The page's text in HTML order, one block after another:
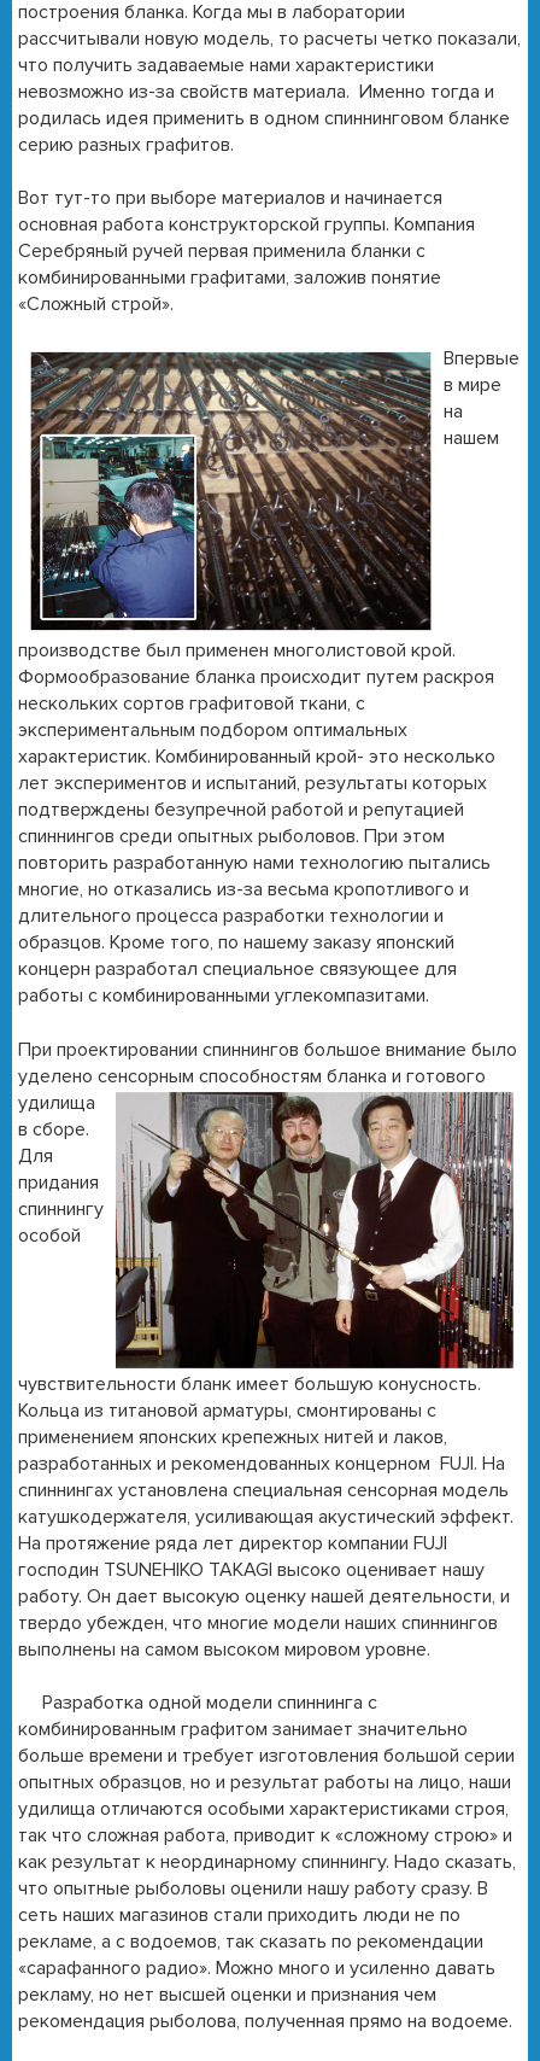
построения бланка. Когда мы в лаборатории
рассчитывали новую модель, то расчеты четко показали,
что получить задаваемые нами характеристики
невозможно из-за свойств материала. Именно тогда и
родилась идея применить в одном спиннинговом бланке
серию разных графитов.
Вот тут-то при выборе материалов и начинается
основная работа конструкторской группы. Компания
Серебряный ручей первая применила бланки с
комбинированными графитами, заложив понятие
«Сложный строй».
Впервые
в мире
на
нашем
производстве был применен многолистовой крой.
Формообразование бланка происходит путем раскроя
нескольких сортов графитовой ткани, с
экспериментальным подбором оптимальных
характеристик. Комбинированный крой- это несколько
лет экспериментов и испытаний, результаты которых
подтверждены безупречной работой и репутацией
спиннингов среди опытных рыболовов. При этом
повторить разработанную нами технологию пытались
многие, но отказались из-за весьма кропотливого и
длительного процесса разработки технологии и
образцов. Кроме того, по нашему заказу японский
концерн разработал специальное связующее для
работы с комбинированными углекомпазитами.
При проектировании спиннингов большое внимание было
уделено сенсорным способностям бланка и готового
удилища
в сборе.
Для
придания
спиннингу
особой
чувствительности бланк имеет большую конусность.
Кольца из титановой арматуры, смонтированы с
применением японских крепежных нитей и лаков,
разработанных и рекомендованных концерном FUJI. На
спиннингах установлена специальная сенсорная модель
катушкодержателя, усиливающая акустический эффект.
На протяжение ряда лет директор компании FUJI
господин TSUNEHIKO TAKAGI высоко оцени­вает нашу
работу. Он дает высокую оценку нашей деятельности, и
твердо убежден, что многие модели наших спиннингов
выполнены на самом высоком мировом уровне.
Разработка одной модели спиннинга с
комбинированным графитом занимает значительно
больше времени и требует изготовления большой серии
опытных образцов, но и результат работы на лицо, наши
удилища отличаются особыми характеристиками строя,
так что сложная работа, приводит к «сложному строю» и
как результат к неординарному спиннингу. Надо сказать,
что опытные рыболовы оценили нашу работу сразу. В
сеть наших магазинов стали приходить люди не по
рекламе, а с водоемов, так сказать по рекомендации
«сарафанного радио». Можно много и усиленно давать
рекламу, но нет высшей оценки и признания чем
рекомендация рыболова, полученная прямо на водоеме.